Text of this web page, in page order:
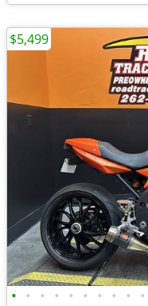
• • • • • • • • • •
$5,499